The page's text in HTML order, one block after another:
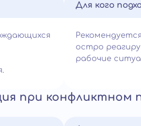
Для кого
остро
рабочие
при конфликтном